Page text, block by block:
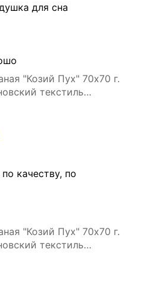
для сна
"Козий Пух" 70х70 г.
текстиль
качеству, по
"Козий Пух" 70х70 г.
текстиль